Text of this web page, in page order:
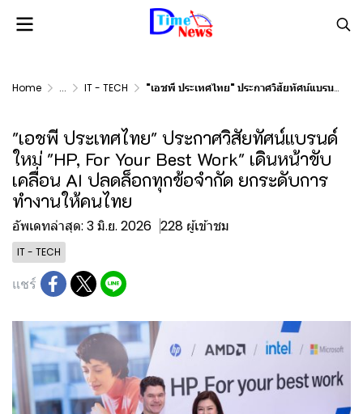
Home ... IT - TECH "เอชพี ประเทศไทย" ประกาศวิสัยทัศน์แบรนด์ใหม่ "HP, For Your Best Work" เดินหน้าขับเคลื่อน AI ปลดล็อกทุกข้อจำกัด ยกระดับการทำงานให้คนไทย
"เอชพี ประเทศไทย" ประกาศวิสัยทัศน์แบรนด์
ใหม่ "HP, For Your Best Work" เดินหน้าขับ
เคลื่อน AI ปลดล็อกทุกข้อจำกัด ยกระดับการ
ทำงานให้คนไทย
อัพเดทล่าสุด: 3 มิ.ย. 2026 228 ผู้เข้าชม
IT - TECH
แชร์